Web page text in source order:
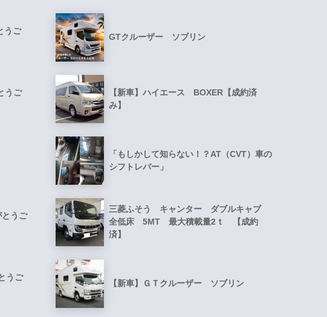
うご
うご
とうご
うご
GTクルーザー ソブリン
【新車】ハイエース BOXER【成約済
み】
「もしかして知らない！？AT（CVT）車の
シフトレバー」
三菱ふそう キャンター ダブルキャブ
全低床 5MT 最大積載量2ｔ 【成約
済】
【新車】ＧＴクルーザー ソブリン